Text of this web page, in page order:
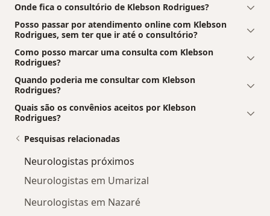
Onde fica o consultório de Klebson Rodrigues?
Posso passar por atendimento online com Klebson
Rodrigues, sem ter que ir até o consultório?
Como posso marcar uma consulta com Klebson
Rodrigues?
Quando poderia me consultar com Klebson
Rodrigues?
Quais são os convênios aceitos por Klebson
Rodrigues?
Pesquisas relacionadas
Neurologistas próximos
Neurologistas em Umarizal
Neurologistas em Nazaré